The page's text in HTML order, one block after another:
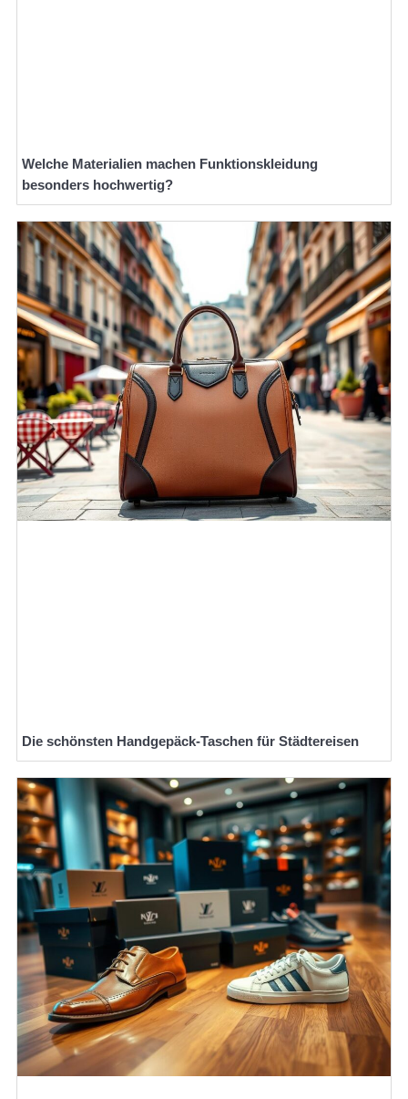
Welche Materialien machen Funktionskleidung
besonders hochwertig?
Die schönsten Handgepäck-Taschen für Städtereisen